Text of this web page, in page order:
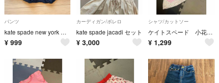
パンツ
kate spade new york ベビー ブルマ ネイビー 70-80
¥ 999
カーディガン/ボレロ
kate spade jacadi セット
¥ 3,000
シャツ/カットソー
ケイトスペード 小花柄 フラワー 半袖 花柄 チュニック 半袖 女の子
¥ 1,299